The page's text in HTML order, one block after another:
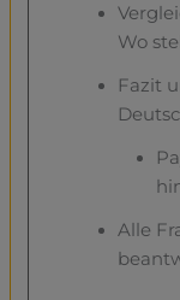
Wo
Fazit
Alle